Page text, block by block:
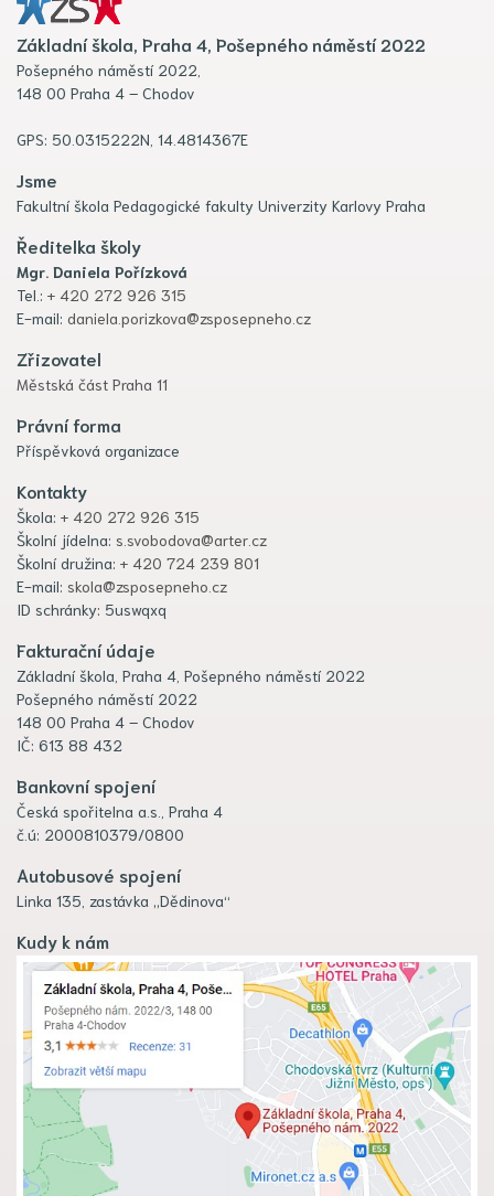
Základní škola, Praha 4, Pošepného náměstí 2022
Pošepného náměstí 2022,
148 00 Praha 4 – Chodov
GPS: 50.0315222N, 14.4814367E
Jsme
Fakultní škola Pedagogické fakulty Univerzity Karlovy Praha
Ředitelka školy
Mgr. Daniela Pořízková
Tel.: + 420 272 926 315
E-mail: daniela.porizkova@zsposepneho.cz
Zřizovatel
Městská část Praha 11
Právní forma
Příspěvková organizace
Kontakty
Škola: + 420 272 926 315
Školní jídelna: s.svobodova@arter.cz
Školní družina: + 420 724 239 801
E-mail: skola@zsposepneho.cz
ID schránky: 5uswqxq
Fakturační údaje
Základní škola, Praha 4, Pošepného náměstí 2022
Pošepného náměstí 2022
148 00 Praha 4 – Chodov
IČ: 613 88 432
Bankovní spojení
Česká spořitelna a.s., Praha 4
č.ú: 2000810379/0800
Autobusové spojení
Linka 135, zastávka „Dědinova“
Kudy k nám